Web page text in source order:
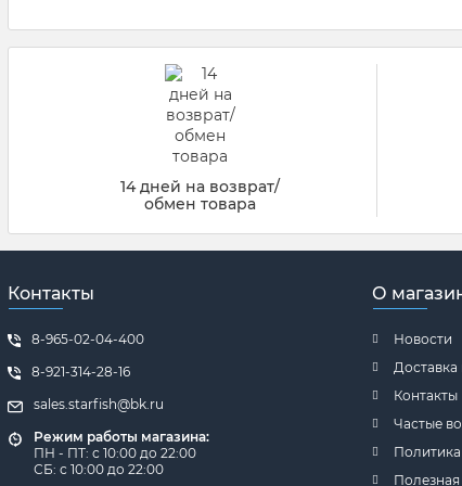
14 дней на возврат/
обмен товара
Контакты
8-965-02-04-400
8-921-314-28-16
sales.starfish@bk.ru
Режим работы магазина:
ПН - ПТ: с 10:00 до 22:00
СБ: с 10:00 до 22:00
О
Новости
Доставка
Контакты
Частые